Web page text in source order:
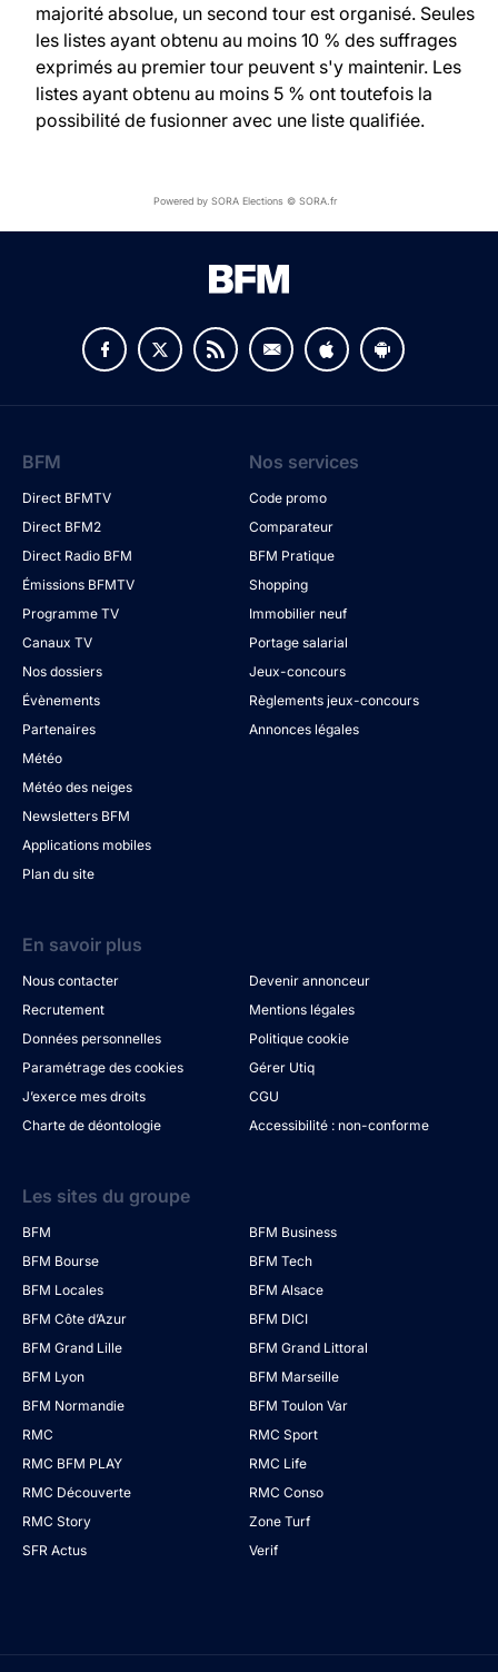
majorité absolue, un second tour est organisé. Seules
les listes ayant obtenu au moins 10 % des suffrages
exprimés au premier tour peuvent s'y maintenir. Les
listes ayant obtenu au moins 5 % ont toutefois la
possibilité de fusionner avec une liste qualifiée.
Powered by SORA Elections © SORA.fr
BFM
Direct BFMTV
Direct BFM2
Direct Radio BFM
Émissions BFMTV
Programme TV
Canaux TV
Nos dossiers
Évènements
Partenaires
Météo
Météo des neiges
Newsletters BFM
Applications mobiles
Plan du site
Nos services
Code promo
Comparateur
BFM Pratique
Shopping
Immobilier neuf
Portage salarial
Jeux-concours
Règlements jeux-concours
Annonces légales
En savoir plus
Nous contacter
Devenir annonceur
Recrutement
Mentions légales
Données personnelles
Politique cookie
Paramétrage des cookies
Gérer Utiq
J’exerce mes droits
CGU
Charte de déontologie
Accessibilité : non-conforme
Les sites du groupe
BFM
BFM Business
BFM Bourse
BFM Tech
BFM Locales
BFM Alsace
BFM Côte d’Azur
BFM DICI
BFM Grand Lille
BFM Grand Littoral
BFM Lyon
BFM Marseille
BFM Normandie
BFM Toulon Var
RMC
RMC Sport
RMC BFM PLAY
RMC Life
RMC Découverte
RMC Conso
RMC Story
Zone Turf
SFR Actus
Verif